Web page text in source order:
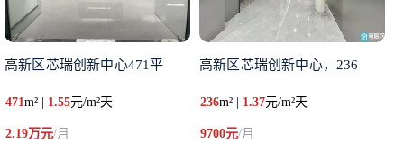
高新区芯瑞创新中心471平
471m² | 1.55元/m²天
2.19万元/月
高新区芯瑞创新中心，236
236m² | 1.37元/m²天
9700元/月